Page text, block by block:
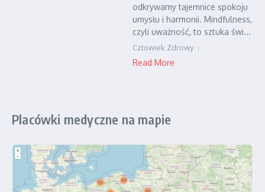
odkrywamy tajemnice spokoju
umysłu i harmonii. Mindfulness,
czyli uważność, to sztuka świ...
Człowiek Zdrowy
Read More
Placówki medyczne na mapie